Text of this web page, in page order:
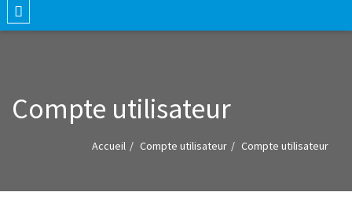
Toggle
navigation
Compte utilisateur
Accueil Compte utilisateur Compte utilisateur